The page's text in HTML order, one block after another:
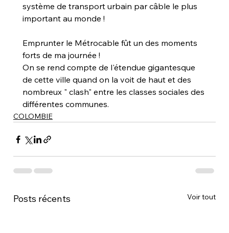
système de transport urbain par câble le plus
important au monde !
Emprunter le Métrocable fût un des moments
forts de ma journée !
On se rend compte de l'étendue gigantesque
de cette ville quand on la voit de haut et des
nombreux " clash" entre les classes sociales des
différentes communes.
COLOMBIE
Posts récents Voir tout